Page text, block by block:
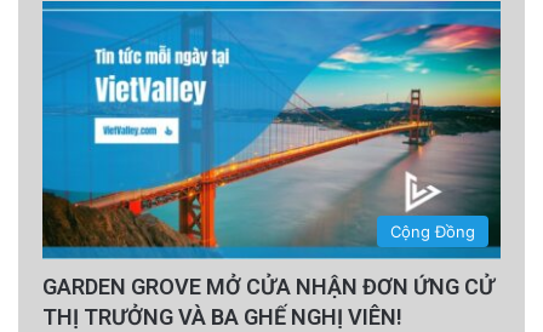
Cộng Đồng
GARDEN GROVE MỞ CỬA NHẬN ĐƠN ỨNG CỬ
THỊ TRƯỞNG VÀ BA GHẾ NGHỊ VIÊN!